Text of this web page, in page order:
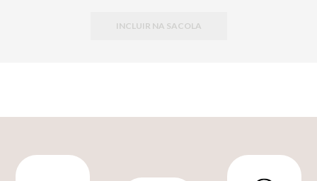
INCLUIR NA SACOLA